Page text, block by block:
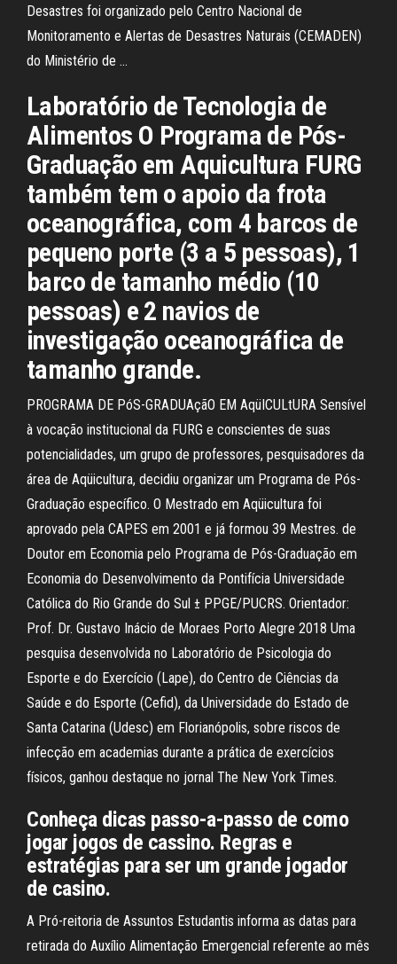
Desastres foi organizado pelo Centro Nacional de
Monitoramento e Alertas de Desastres Naturais (CEMADEN)
do Ministério de …
Laboratório de Tecnologia de
Alimentos O Programa de Pós-
Graduação em Aquicultura FURG
também tem o apoio da frota
oceanográfica, com 4 barcos de
pequeno porte (3 a 5 pessoas), 1
barco de tamanho médio (10
pessoas) e 2 navios de
investigação oceanográfica de
tamanho grande.
PROGRAMA DE PóS-GRADUAçãO EM AqüICULtURA Sensível
à vocação institucional da FURG e conscientes de suas
potencialidades, um grupo de professores, pesquisadores da
área de Aqüicultura, decidiu organizar um Programa de Pós-
Graduação específico. O Mestrado em Aqüicultura foi
aprovado pela CAPES em 2001 e já formou 39 Mestres. de
Doutor em Economia pelo Programa de Pós-Graduação em
Economia do Desenvolvimento da Pontifícia Universidade
Católica do Rio Grande do Sul ± PPGE/PUCRS. Orientador:
Prof. Dr. Gustavo Inácio de Moraes Porto Alegre 2018 Uma
pesquisa desenvolvida no Laboratório de Psicologia do
Esporte e do Exercício (Lape), do Centro de Ciências da
Saúde e do Esporte (Cefid), da Universidade do Estado de
Santa Catarina (Udesc) em Florianópolis, sobre riscos de
infecção em academias durante a prática de exercícios
físicos, ganhou destaque no jornal The New York Times.
Conheça dicas passo-a-passo de como
jogar jogos de cassino. Regras e
estratégias para ser um grande jogador
de casino.
A Pró-reitoria de Assuntos Estudantis informa as datas para
retirada do Auxílio Alimentação Emergencial referente ao mês